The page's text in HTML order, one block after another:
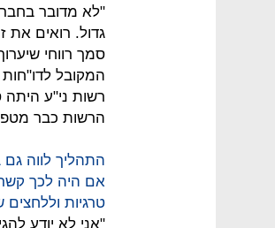
"לא מדובר
גדול. רואים את
המקובל
רשות ני"ע היתה
הרשות כבר
התהליך לווה
אם היה לכך
טרגיות
"אני לא יודע